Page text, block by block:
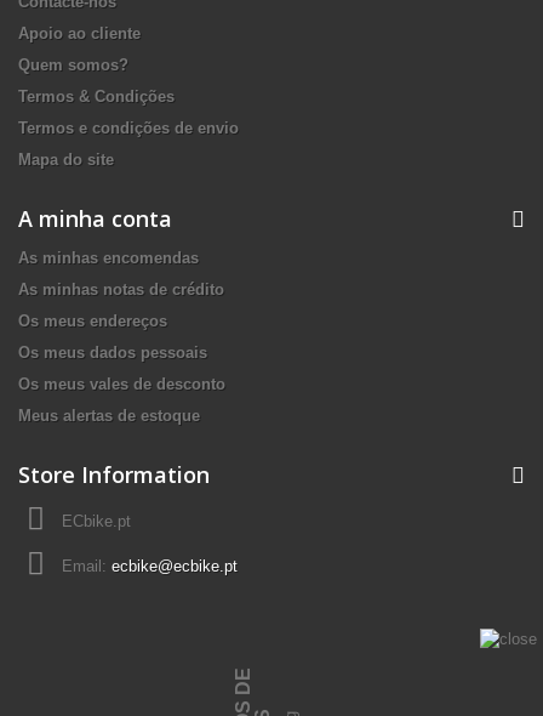
Apoio ao cliente
Quem somos?
Termos & Condições
Termos e condições de envio
Mapa do site
A minha conta
As minhas encomendas
As minhas notas de crédito
Os meus endereços
Os meus dados pessoais
Os meus vales de desconto
Meus alertas de estoque
Store Information
ECbike.pt
Email: ecbike@ecbike.pt